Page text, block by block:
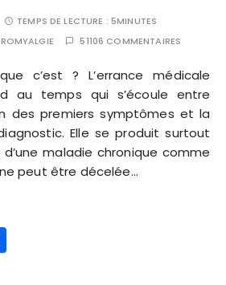
TEMPS DE LECTURE : 5MINUTES
51106 COMMENTAIRES
c’est ? L’errance médicale
au temps qui s’écoule entre
des premiers symptômes et la
Elle se produit surtout
d’une maladie chronique comme
peut être décelée…